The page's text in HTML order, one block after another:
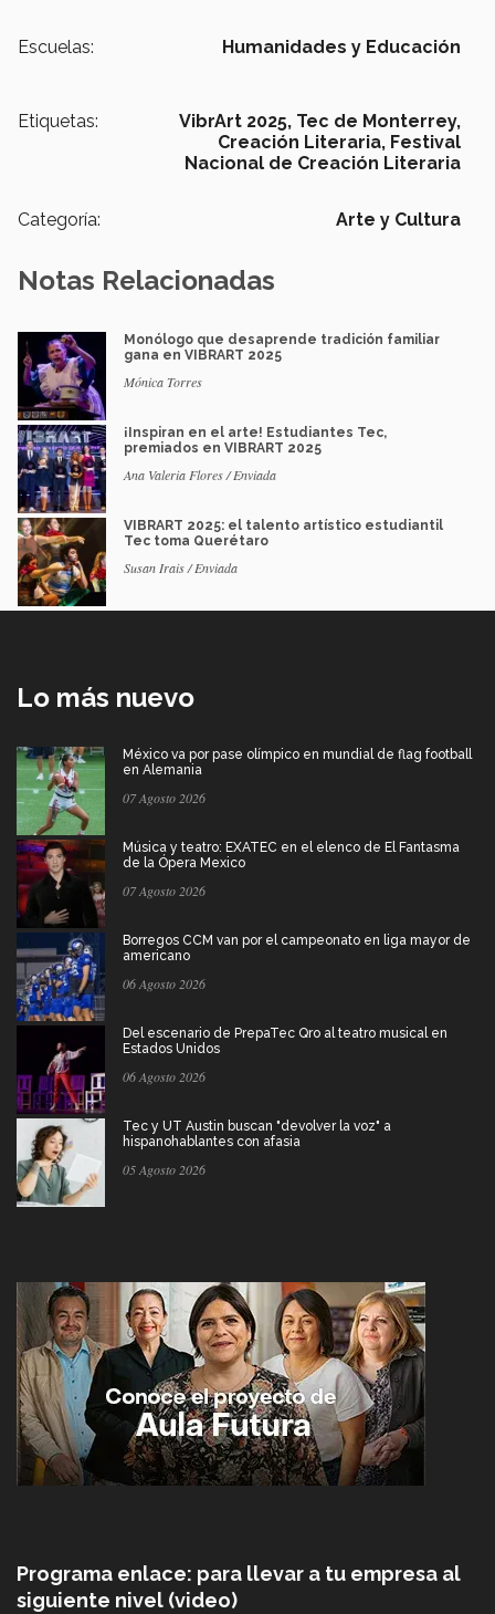
Escuelas: Humanidades y Educación
Etiquetas: VibrArt 2025, Tec de Monterrey,
Creación Literaria, Festival
Nacional de Creación Literaria
Categoría: Arte y Cultura
Notas Relacionadas
Monólogo que desaprende tradición familiar
gana en VIBRART 2025
Mónica Torres
¡Inspiran en el arte! Estudiantes Tec,
premiados en VIBRART 2025
Ana Valeria Flores / Enviada
VIBRART 2025: el talento artístico estudiantil
Tec toma Querétaro
Susan Irais / Enviada
Lo más nuevo
México va por pase olímpico en mundial de flag football
en Alemania
07 Agosto 2026
Música y teatro: EXATEC en el elenco de El Fantasma
de la Ópera Mexico
07 Agosto 2026
Borregos CCM van por el campeonato en liga mayor de
americano
06 Agosto 2026
Del escenario de PrepaTec Qro al teatro musical en
Estados Unidos
06 Agosto 2026
Tec y UT Austin buscan "devolver la voz" a
hispanohablantes con afasia
05 Agosto 2026
Programa enlace: para llevar a tu empresa al
siguiente nivel (video)